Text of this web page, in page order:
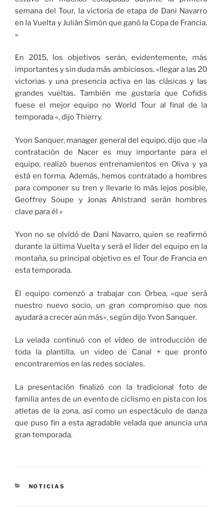
semana del Tour, la victoria de etapa de Dani Navarro
en la Vuelta y Julián Simón que ganó la Copa de Francia.
»
En 2015, los objetivos serán, evidentemente, más
importantes y sin duda más ambiciosos. «llegar a las 20
victorias y una presencia activa en las clásicas y las
grandes vueltas. También me gustaría que Cofidis
fuese el mejor equipo no World Tour al final de la
temporada «, dijo Thierry.
Yvon Sanquer, manager general del equipo, dijo que «la
contratación de Nacer es muy importante para el
equipo, realizó buenos entrenamientos en Oliva y ya
está en forma. Además, hemos contratado a hombres
para componer su tren y llevarle lo más lejos posible,
Geoffrey Soupe y Jonas Ahlstrand serán hombres
clave para él «
Yvon no se olvidó de Dani Navarro, quien se reafirmó
durante la última Vuelta y será el líder del equipo en la
montaña, su principal objetivo es el Tour de Francia en
esta temporada.
El equipo comenzó a trabajar con Orbea, «que será
nuestro nuevo socio, un gran compromiso que nos
ayudará a crecer aún más», según dijo Yvon Sanquer.
La velada continuó con el vídeo de introducción de
toda la plantilla, un video de Canal + que pronto
encontraremos en las redes sociales.
La presentación finalizó con la tradicional foto de
familia antes de un evento de ciclismo en pista con los
atletas de la zona, así como un espectáculo de danza
que puso fin a esta agradable velada que anuncia una
gran temporada.
CATEGORÍAS
NOTICIAS